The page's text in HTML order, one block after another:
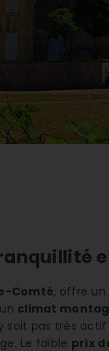
Comté, offre un
climat
pas très
Le faible prix